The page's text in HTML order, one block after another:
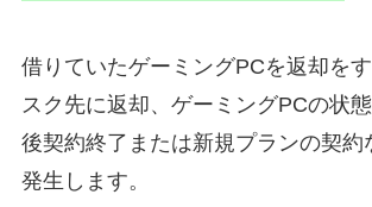
借りていたゲーミングPCを返却を
スク先に返却、ゲーミングPCの状
後契約終了または新規プランの契約
発生します。